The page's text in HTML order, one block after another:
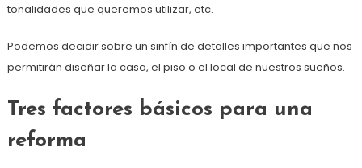
tonalidades que queremos utilizar, etc.
Podemos decidir sobre un sinfín de detalles importantes que nos
permitirán diseñar la casa, el piso o el local de nuestros sueños.
Tres factores básicos para una
reforma